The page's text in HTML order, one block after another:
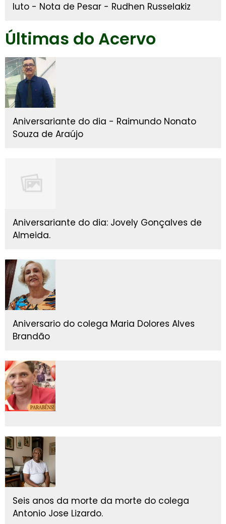
luto - Nota de Pesar - Rudhen Russelakiz
Últimas do Acervo
Aniversariante do dia - Raimundo Nonato
Souza de Araújo
Aniversariante do dia: Jovely Gonçalves de
Almeida.
Aniversario do colega Maria Dolores Alves
Brandão
Seis anos da morte da morte do colega
Antonio Jose Lizardo.